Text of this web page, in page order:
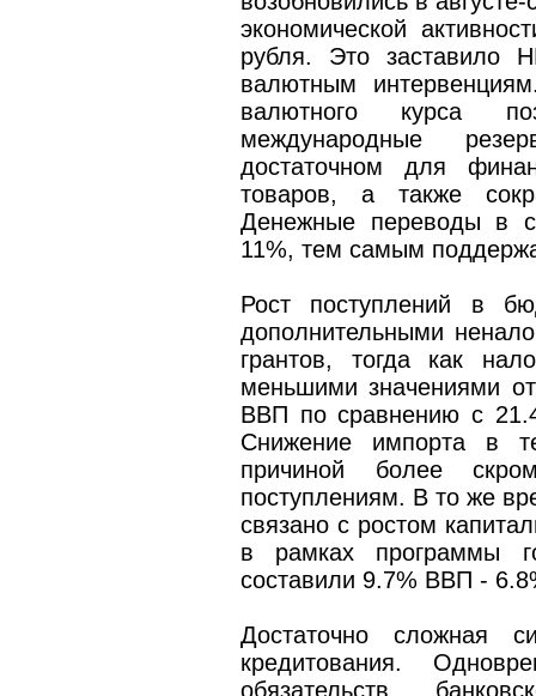
экономической
рубля. Это заставило
валютным
валютного курса
международные
достаточном для
товаров, а также
Денежные переводы в
11%, тем самым
Рост поступлений в
дополнительными
грантов, тогда как
меньшими значениями
ВВП по сравнению с
Снижение импорта в
причиной более
поступлениям. В то же
связано с ростом
в рамках программы
составили 9.7% ВВП -
Достаточно сложная
кредитования.
обязательств